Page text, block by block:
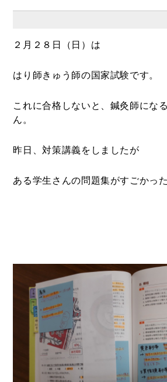
２月２８日（日）は
はり師きゅう師の国家試験です。
これに合格しないと、鍼灸師にな
ん。
昨日、対策講義をしましたが
ある学生さんの問題集がすごかった